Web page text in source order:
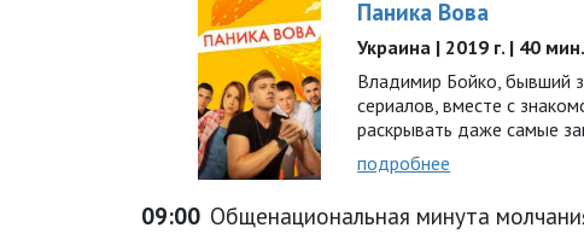
Паника Вова
Украина | 2019 г. | 40
Владимир Бойко, бывший
сериалов, вместе с
раскрывать даже самые
подробнее
09:00 Общенациональная минута